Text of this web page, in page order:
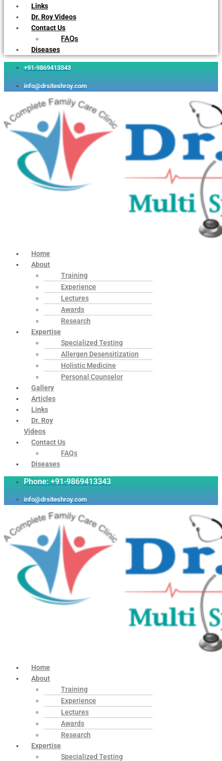
Links
Dr. Roy Videos
Contact Us
FAQs
Diseases
+91-9869413343
info@drsiteshroy.com
Home
About
Training
Experience
Lectures
Awards
Research
Expertise
Specialized Testing
Allergen Desensitization
Holistic Medicine
Personal Counselor
Gallery
Articles
Links
Dr. Roy
Videos
Contact Us
FAQs
Diseases
Phone: +91-9869413343
info@drsiteshroy.com
Home
About
Training
Experience
Lectures
Awards
Research
Expertise
Specialized Testing